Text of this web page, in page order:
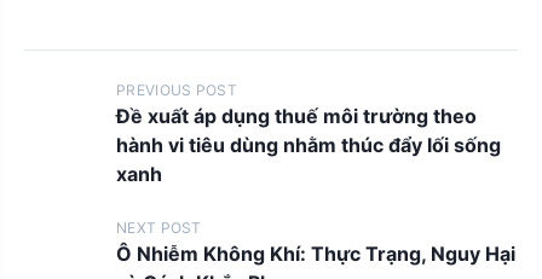
PREVIOUS POST
Đề xuất áp dụng thuế môi trường theo
hành vi tiêu dùng nhằm thúc đẩy lối sống
xanh
NEXT POST
Ô Nhiễm Không Khí: Thực Trạng, Nguy Hại